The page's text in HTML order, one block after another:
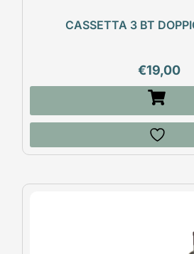
CASSETTA 3 BT
€19,00